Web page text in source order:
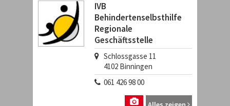
IVB
Behindertenselbsthilfe
Regionale
Geschäftsstelle
Schlossgasse 11
4102 Binningen
061 426 98 00